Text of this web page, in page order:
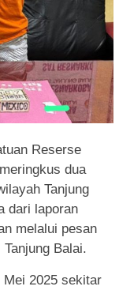
Reserse
dua
Tanjung
dari laporan
melalui pesan
Balai.
Mei 2025 sekitar